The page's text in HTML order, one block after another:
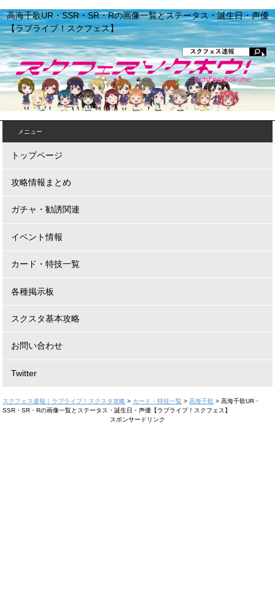
高海千歌UR・SSR・SR・Rの画像一覧とステータス・誕生日・声優
【ラブライブ！スクフェス】
メニュー
トップページ
攻略情報まとめ
ガチャ・勧誘関連
イベント情報
カード・特技一覧
各種掲示板
スクスタ基本攻略
お問い合わせ
Twitter
スクフェス速報｜ラブライブ！スクスタ攻略 > カード・特技一覧 >高海千歌 >高海千歌UR・
SSR・SR・Rの画像一覧とステータス・誕生日・声優【ラブライブ！スクフェス】
スポンサードリンク